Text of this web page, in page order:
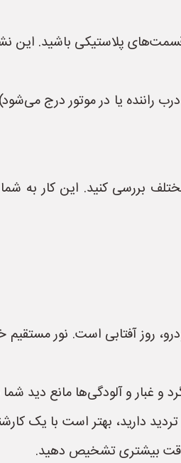
پلاستیکی باشید. این
راننده یا در موتور درج
بررسی کنید. این کار به
روز آفتابی است. نور
و غبار و آلودگی‌ها مانع دید
دارید، بهتر است با یک
بیشتری تشخیص دهید.